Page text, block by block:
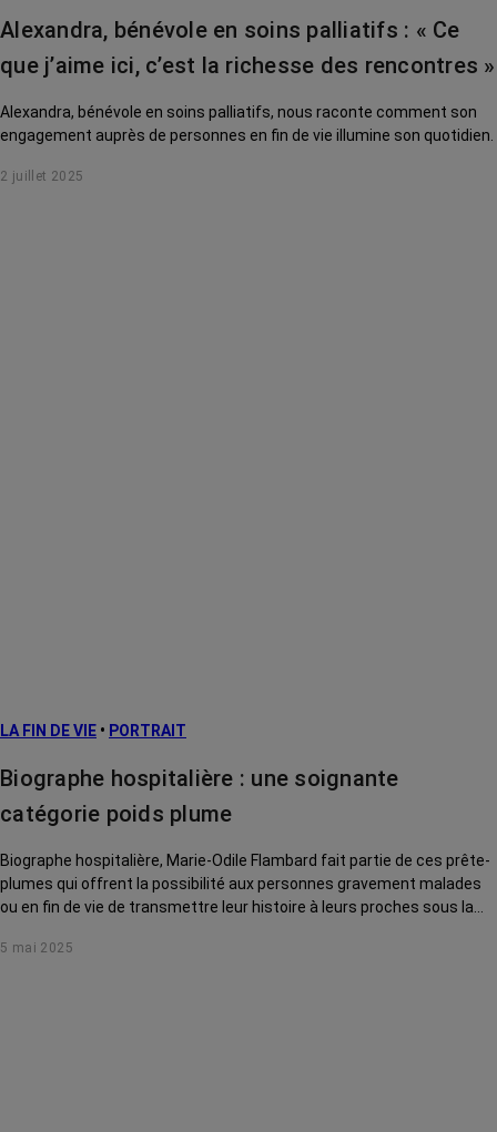
Alexandra, bénévole en soins palliatifs : « Ce
que j’aime ici, c’est la richesse des rencontres »
Alexandra, bénévole en soins palliatifs, nous raconte comment son
engagement auprès de personnes en fin de vie illumine son quotidien.
2 juillet 2025
LA FIN DE VIE • PORTRAIT
Biographe hospitalière : une soignante
catégorie poids plume
Biographe hospitalière, Marie-Odile Flambard fait partie de ces prête-
plumes qui offrent la possibilité aux personnes gravement malades
ou en fin de vie de transmettre leur histoire à leurs proches sous la
5 mai 2025